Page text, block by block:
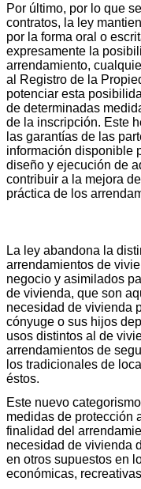
Por último, por lo que
contratos, la ley
por la forma oral o
expresamente la
arrendamiento,
al Registro de la
potenciar esta
de determinadas
de la inscripción. Este
las garantías de las
información disponible
diseño y ejecución de
contribuir a la mejora
práctica de los
La ley abandona la
arrendamientos de
negocio y asimilados
de vivienda, que son
necesidad de vivienda
cónyuge o sus hijos
usos distintos al de
arrendamientos de
los tradicionales de
éstos.
Este nuevo
medidas de protección
finalidad del
necesidad de vivienda
en otros supuestos en
económicas,